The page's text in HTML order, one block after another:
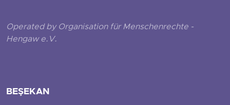
Operated by Organisation für Menschenrechte -
Hengaw e.V.
BEŞEKAN